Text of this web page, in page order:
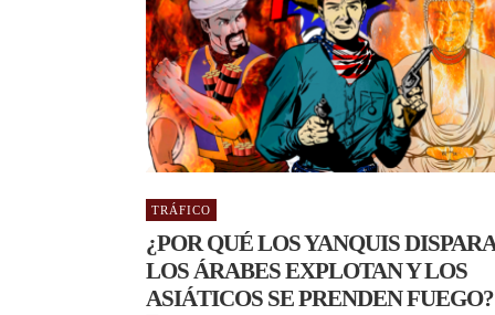
TRÁFICO
¿POR QUÉ LOS YANQUIS
LOS ÁRABES EXPLOTAN Y LOS
ASIÁTICOS SE PRENDEN FUEGO?